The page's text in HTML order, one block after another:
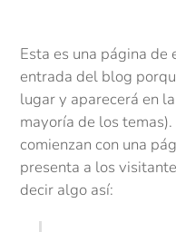
Esta es una página de
entrada del blog
lugar y aparecerá en
mayoría de los
comienzan con una
presenta a los
decir algo así: